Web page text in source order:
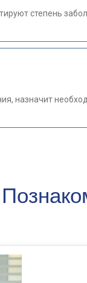
степень
назначит